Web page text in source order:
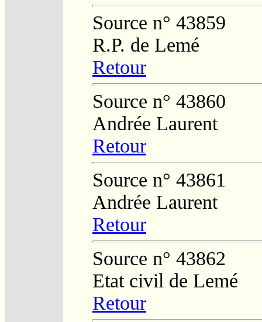
Source n° 43859
R.P. de Lemé
Retour
Source n° 43860
Andrée Laurent
Retour
Source n° 43861
Andrée Laurent
Retour
Source n° 43862
Etat civil de Lemé
Retour